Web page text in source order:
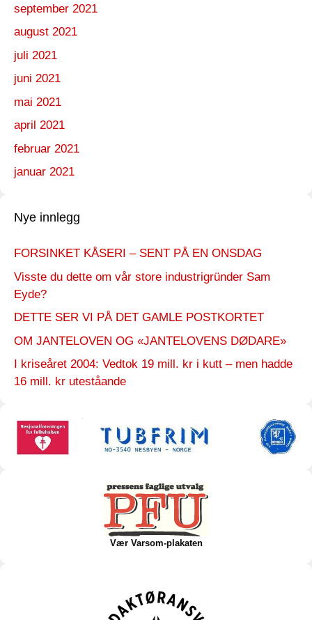
september 2021
august 2021
juli 2021
juni 2021
mai 2021
april 2021
februar 2021
januar 2021
Nye innlegg
FORSINKET KÅSERI – SENT PÅ EN ONSDAG
Visste du dette om vår store industrigründer Sam
Eyde?
DETTE SER VI PÅ DET GAMLE POSTKORTET
OM JANTELOVEN OG «JANTELOVENS DØDARE»
I kriseåret 2004: Vedtok 19 mill. kr i kutt – men hadde
16 mill. kr uteståande
Vær Varsom-plakaten